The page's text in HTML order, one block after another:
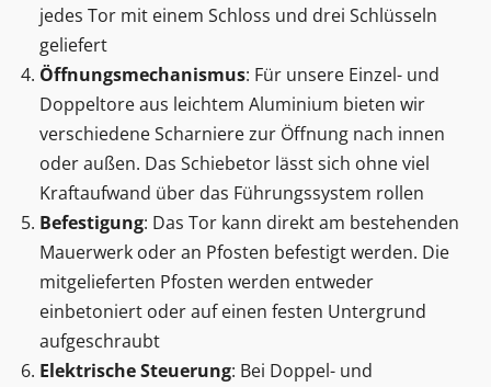
jedes Tor mit einem Schloss und drei Schlüsseln
geliefert
Öffnungsmechanismus: Für unsere Einzel- und
Doppeltore aus leichtem Aluminium bieten wir
verschiedene Scharniere zur Öffnung nach innen
oder außen. Das Schiebetor lässt sich ohne viel
Kraftaufwand über das Führungssystem rollen
Befestigung: Das Tor kann direkt am bestehenden
Mauerwerk oder an Pfosten befestigt werden. Die
mitgelieferten Pfosten werden entweder
einbetoniert oder auf einen festen Untergrund
aufgeschraubt
Elektrische Steuerung: Bei Doppel- und